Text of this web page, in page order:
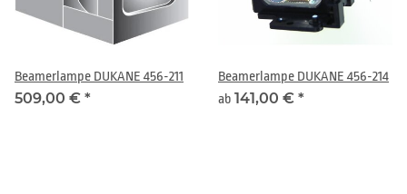
Beamerlampe DUKANE 456-211
509,00 € *
Beamerlampe DUKANE 456-214
ab 141,00 € *